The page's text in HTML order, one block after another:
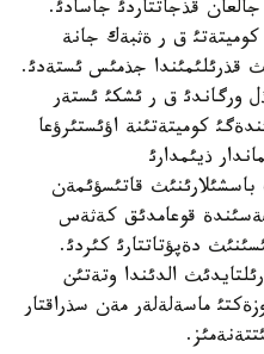
قذجاتتاردئ جاسادئ.
كوميتةتئ ق ر ةثبةك جانة
قذرئلئمئندا جذمئس ئستةدئ.
ورگاندئ ق ر ئشكئ ئستةر
كوميتةتئنة اؤئستئرؤعا
ذيئمدارئ
قاتئسؤئمةن
قوعامدئق كةثةس
دةپؤتاتتارئ كئردئ.
الدئندا وتةتئن
ماسةلةلةر مةن سذراقتار